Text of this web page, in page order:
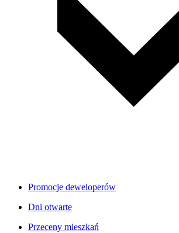
Promocje deweloperów
Dni otwarte
Przeceny mieszkań